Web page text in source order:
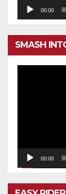
00:00
SMASH
00:00